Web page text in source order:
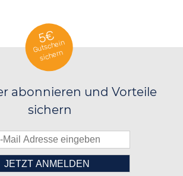
5€
Gutschein
sichern
abonnieren und Vorteile
sichern